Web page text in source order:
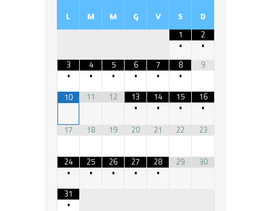
L M M G V S D
1
•
2
•
3
•
4
•
5
•
6
•
7
•
8
•
9
10 11 12
13
•
14
•
15
•
16
•
17
18 19 20 21 22 23
24
•
25
•
26
•
27
•
28
•
29 30
31
•